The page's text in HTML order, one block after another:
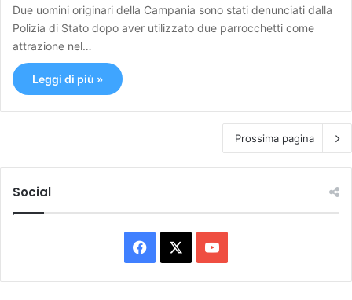
Due uomini originari della Campania sono stati denunciati dalla
Polizia di Stato dopo aver utilizzato due parrocchetti come
attrazione nel…
Leggi di più »
Prossima pagina
Social
a
o